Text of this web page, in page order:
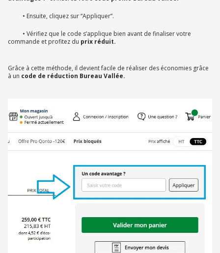
• Ensuite, cliquez sur “Appliquer”.
• Vérifiez que le code s’applique bien avant de finaliser votre
commande et profitez du prix réduit.
Grâce à cette méthode, il devient facile de réaliser des économies grâce
à un code de réduction Bureau Vallée.